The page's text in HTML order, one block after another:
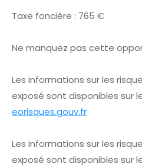
Taxe foncière : 765 €
Ne manquez pas cette
Les informations sur les
exposé sont disponibles sur
eorisques.gouv.fr
Les informations sur les
exposé sont disponibles sur